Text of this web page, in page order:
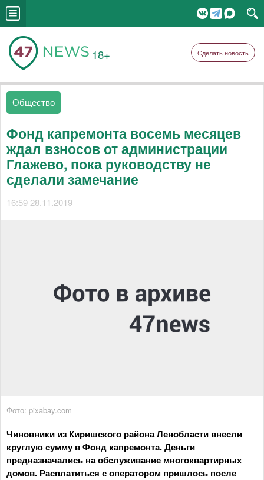
18+ Сделать новость
Общество
Фонд капремонта восемь месяцев
ждал взносов от администрации
Глажево, пока руководству не
сделали замечание
16:59 28.11.2019
Фото: pixabay.com
Чиновники из Киришского района Ленобласти внесли
круглую сумму в Фонд капремонта. Деньги
предназначались на обслуживание многоквартирных
домов. Расплатиться с оператором пришлось после